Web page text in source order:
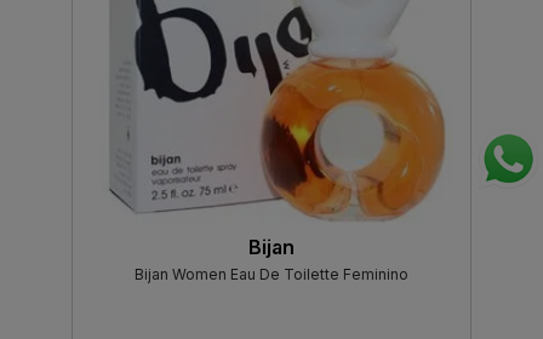
Bijan
Bijan Women Eau De Toilette Feminino